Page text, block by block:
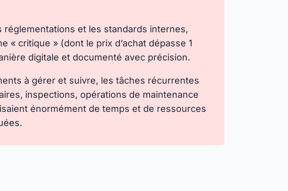
et les standards internes,
« critique » (dont le prix d’achat dépasse 1
digitale et documenté avec précision.
à gérer et suivre, les tâches récurrentes
inspections, opérations de maintenance
énormément de temps et de ressources